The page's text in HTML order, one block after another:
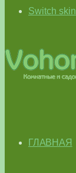
Switch skin
ГЛАВНАЯ